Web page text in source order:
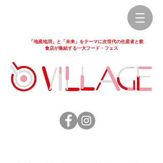
「地産地消」と「未来」をテーマに次世代の生産者と飲
食店が集結する一大フード・フェス